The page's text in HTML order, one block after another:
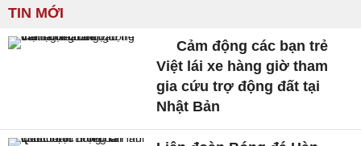
TIN MỚI
Cảm động các bạn trẻ
Việt lái xe hàng giờ tham
gia cứu trợ động đất tại
Nhật Bản